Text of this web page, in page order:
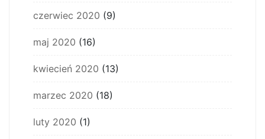
czerwiec 2020 (9)
maj 2020 (16)
kwiecień 2020 (13)
marzec 2020 (18)
luty 2020 (1)